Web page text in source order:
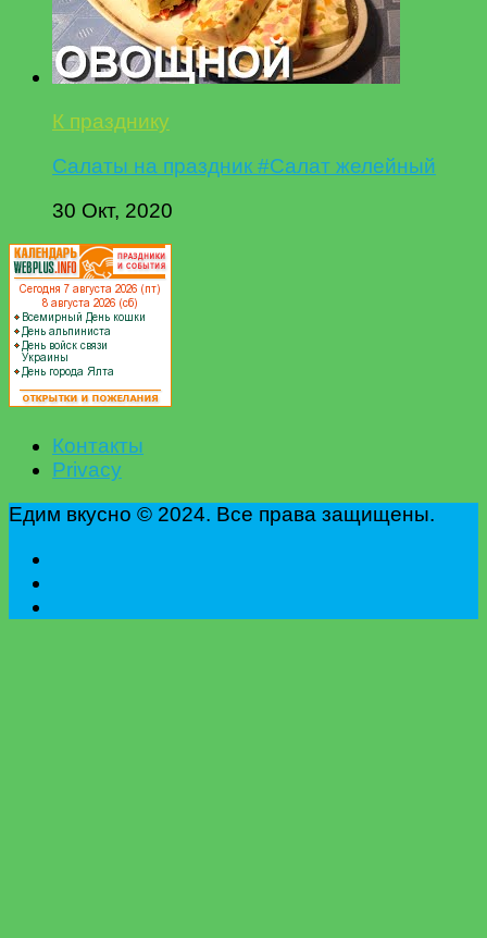
К празднику
Салаты на праздник #Салат желейный
30 Окт, 2020
Контакты
Privacy
Едим вкусно © 2024. Все права защищены.